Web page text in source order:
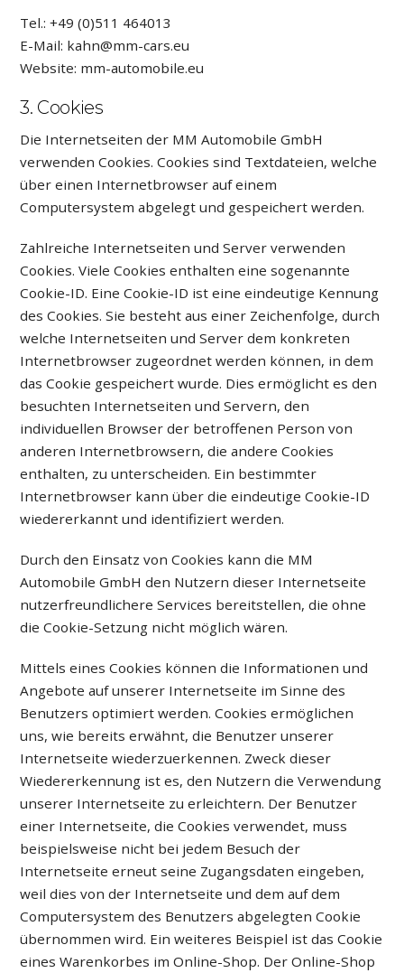
Tel.: +49 (0)511 464013
E-Mail:
ue.sr
ac-mm
@nhak
Website: mm-automobile.eu
3. Cookies
Die Internetseiten der MM Automobile GmbH
verwenden Cookies. Cookies sind Textdateien, welche
über einen Internetbrowser auf einem
Computersystem abgelegt und gespeichert werden.
Zahlreiche Internetseiten und Server verwenden
Cookies. Viele Cookies enthalten eine sogenannte
Cookie-ID. Eine Cookie-ID ist eine eindeutige Kennung
des Cookies. Sie besteht aus einer Zeichenfolge, durch
welche Internetseiten und Server dem konkreten
Internetbrowser zugeordnet werden können, in dem
das Cookie gespeichert wurde. Dies ermöglicht es den
besuchten Internetseiten und Servern, den
individuellen Browser der betroffenen Person von
anderen Internetbrowsern, die andere Cookies
enthalten, zu unterscheiden. Ein bestimmter
Internetbrowser kann über die eindeutige Cookie-ID
wiedererkannt und identifiziert werden.
Durch den Einsatz von Cookies kann die MM
Automobile GmbH den Nutzern dieser Internetseite
nutzerfreundlichere Services bereitstellen, die ohne
die Cookie-Setzung nicht möglich wären.
Mittels eines Cookies können die Informationen und
Angebote auf unserer Internetseite im Sinne des
Benutzers optimiert werden. Cookies ermöglichen
uns, wie bereits erwähnt, die Benutzer unserer
Internetseite wiederzuerkennen. Zweck dieser
Wiedererkennung ist es, den Nutzern die Verwendung
unserer Internetseite zu erleichtern. Der Benutzer
einer Internetseite, die Cookies verwendet, muss
beispielsweise nicht bei jedem Besuch der
Internetseite erneut seine Zugangsdaten eingeben,
weil dies von der Internetseite und dem auf dem
Computersystem des Benutzers abgelegten Cookie
übernommen wird. Ein weiteres Beispiel ist das Cookie
eines Warenkorbes im Online-Shop. Der Online-Shop